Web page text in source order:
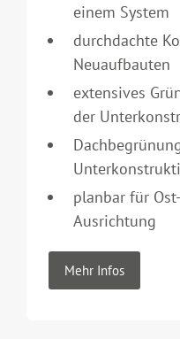
einem System
durchdachte
Neuaufbauten
extensives
der
planbar für
Ausrichtung
Mehr Infos